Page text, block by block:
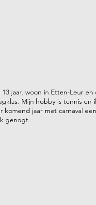
jaar, woon in Etten-Leur
Mijn hobby is tennis en
komend jaar met carnaval
genogt.